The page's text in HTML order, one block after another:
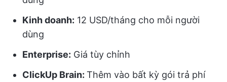
Kinh doanh: 12 USD/tháng cho mỗi người
dùng
Enterprise: Giá tùy chỉnh
ClickUp Brain: Thêm vào bất kỳ gói trả phí